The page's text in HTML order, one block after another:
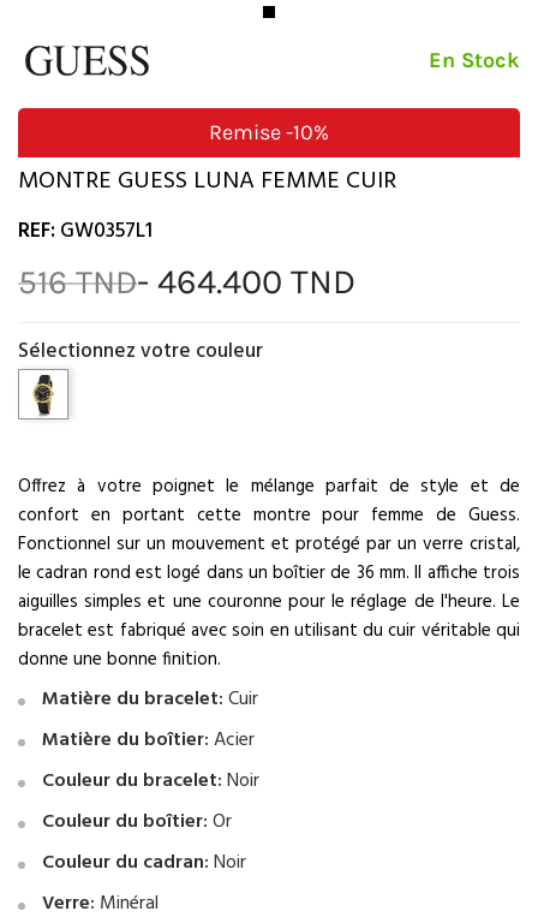
En Stock
Remise-10%
MONTRE GUESS LUNA FEMME CUIR
REF: GW0357L1
516 TND- 464.400 TND
Sélectionnez votre couleur
Offrez à votre poignet le mélange parfait de style et de
confort en portant cette montre pour femme de Guess.
Fonctionnel sur un mouvement et protégé par un verre cristal,
le cadran rond est logé dans un boîtier de 36 mm. Il affiche trois
aiguilles simples et une couronne pour le réglage de l'heure. Le
bracelet est fabriqué avec soin en utilisant du cuir véritable qui
donne une bonne finition.
Matière du bracelet:Cuir
Matière du boîtier:Acier
Couleur du bracelet:Noir
Couleur du boîtier:Or
Couleur du cadran:Noir
Verre: Minéral